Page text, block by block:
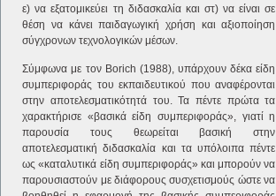
ε) να εξατομικεύει τη διδασκαλία και στ) να είναι σε
θέση να κάνει παιδαγωγική χρήση και αξιοποίηση
σύγχρονων τεχνολογικών μέσων.
Σύμφωνα με τον Borich (1988), υπάρχουν δέκα είδη
συμπεριφοράς του εκπαιδευτικού που αναφέρονται
στην αποτελεσματικότητά του. Τα πέντε πρώτα τα
χαρακτήρισε «βασικά είδη συμπεριφοράς», γιατί η
παρουσία τους θεωρείται βασική στην
αποτελεσματική διδασκαλία και τα υπόλοιπα πέντε
ως «καταλυτικά είδη συμπεριφοράς» και μπορούν να
παρουσιαστούν με διάφορους συσχετισμούς ώστε να